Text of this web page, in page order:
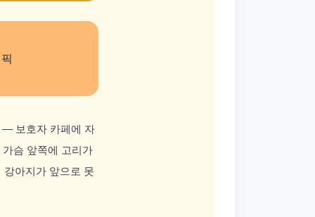
— 보호자 카페에 자
슴 앞쪽에 고리가
아지가 앞으로 못